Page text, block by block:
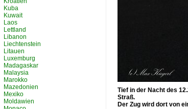
Tief in der Nacht des
Straß.
Der Zug wird dort von
Kuba
Kuwait
Laos
Lettland
Libanon
Liechtenstein
Litauen
Luxemburg
Madagaskar
Malaysia
Marokko
Mazedonien
Mexiko
Moldawien